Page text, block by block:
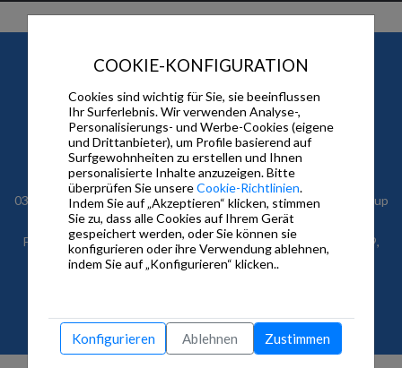
Rechtliche Hinweise
Geschäftsbedingungen
Datenschutzbestimmungen
Cookie-Richtlinien
Sitz der Gesellschaft
Kontakt
Impressum
Über uns
Futurasmus, S.L. (B53540464) – C/ Nit 1, bloque 7, local 1 – ES-
03110 Mutxamel, Alacant/Alicante
Futurasmus GmbH KNX Group
(DE267648505) – Audifaxstraße 7 – DE-78315 Radolfzell
Futurasmus KNX Test Lab, S.L. (B54374491) - C/ Nit 1, bloque 9,
local 2 – ES-03110 Mutxamel, Alacant/Alicante
COOKIE-KONFIGURATION
Cookies sind wichtig für Sie, sie beeinflussen
Ihr Surferlebnis. Wir verwenden Analyse-,
Personalisierungs- und Werbe-Cookies (eigene
und Drittanbieter), um Profile basierend auf
Surfgewohnheiten zu erstellen und Ihnen
personalisierte Inhalte anzuzeigen. Bitte
überprüfen Sie unsereCookie-Richtlinien.
Indem Sie auf „Akzeptieren“ klicken, stimmen
Sie zu, dass alle Cookies auf Ihrem Gerät
gespeichert werden, oder Sie können sie
konfigurieren oder ihre Verwendung ablehnen,
indem Sie auf „Konfigurieren“ klicken..
Konfigurieren Ablehnen Zustimmen